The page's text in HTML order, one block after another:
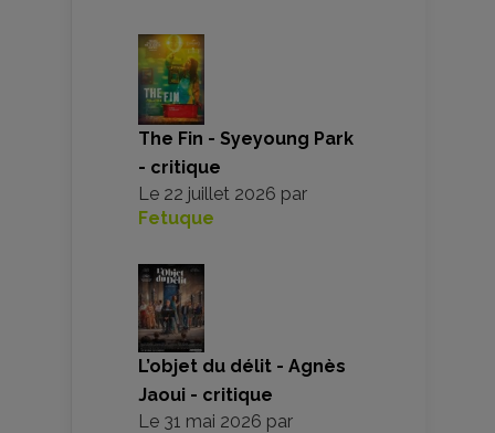
The Fin - Syeyoung Park
- critique
Le 22 juillet 2026 par
Fetuque
L’objet du délit - Agnès
Jaoui - critique
Le 31 mai 2026 par